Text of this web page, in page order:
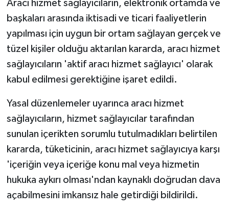
Aracı hizmet sağlayıcıların, elektronik ortamda ve
başkaları arasında iktisadi ve ticari faaliyetlerin
yapılması için uygun bir ortam sağlayan gerçek ve
tüzel kişiler olduğu aktarılan kararda, aracı hizmet
sağlayıcıların 'aktif aracı hizmet sağlayıcı' olarak
kabul edilmesi gerektiğine işaret edildi.
Yasal düzenlemeler uyarınca aracı hizmet
sağlayıcıların, hizmet sağlayıcılar tarafından
sunulan içerikten sorumlu tutulmadıkları belirtilen
kararda, tüketicinin, aracı hizmet sağlayıcıya karşı
'içeriğin veya içeriğe konu mal veya hizmetin
hukuka aykırı olması'ndan kaynaklı doğrudan dava
açabilmesini imkansız hale getirdiği bildirildi.